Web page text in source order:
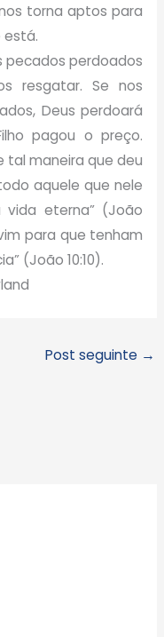
torna aptos para
está.
pecados perdoados
resgatar. Se nos
Deus perdoará
pagou o preço.
tal maneira que deu
aquele que nele
eterna” (João
vim para que tenham
(João 10:10).
Post seguinte →